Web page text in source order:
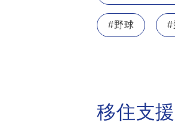
#野球 #
移住支